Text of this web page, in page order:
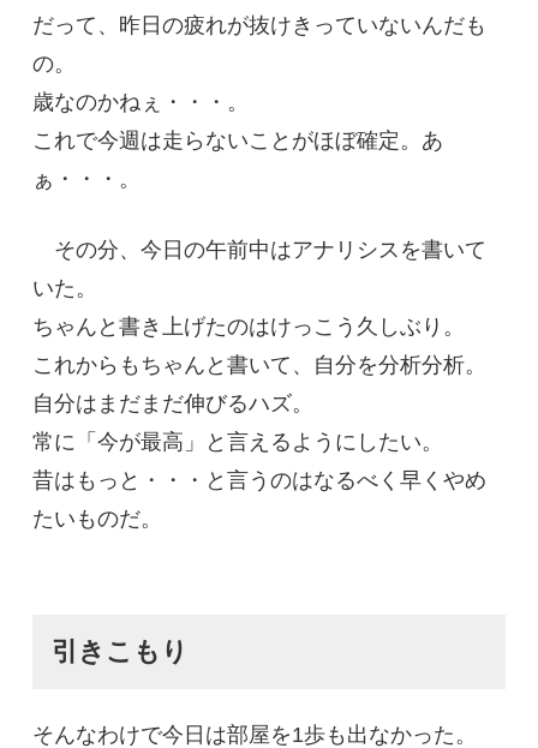
だって、昨日の疲れが抜けきっていないんだも
の。
歳なのかねぇ・・・。
これで今週は走らないことがほぼ確定。あ
ぁ・・・。
その分、今日の午前中はアナリシスを書いて
いた。
ちゃんと書き上げたのはけっこう久しぶり。
これからもちゃんと書いて、自分を分析分析。
自分はまだまだ伸びるハズ。
常に「今が最高」と言えるようにしたい。
昔はもっと・・・と言うのはなるべく早くやめ
たいものだ。
引きこもり
そんなわけで今日は部屋を1歩も出なかった。